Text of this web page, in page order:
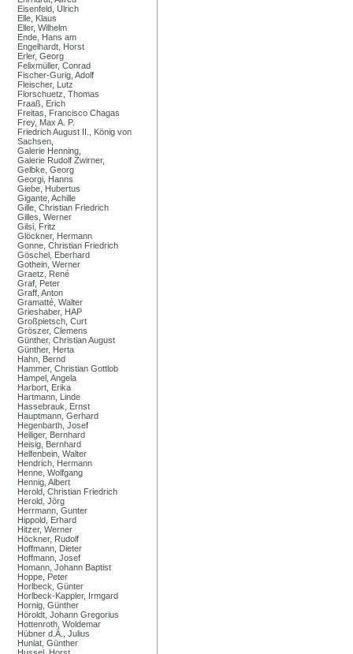
Eisenfeld, Ulrich
Elle, Klaus
Eller, Wilhelm
Ende, Hans am
Engelhardt, Horst
Erler, Georg
Felixmüller, Conrad
Fischer-Gurig, Adolf
Fleischer, Lutz
Florschuetz, Thomas
Fraaß, Erich
Freitas, Francisco Chagas
Frey, Max A. P.
Friedrich August II., König von
Sachsen,
Galerie Henning,
Galerie Rudolf Zwirner,
Gelbke, Georg
Georgi, Hanns
Giebe, Hubertus
Gigante, Achille
Gille, Christian Friedrich
Gilles, Werner
Gilsi, Fritz
Glöckner, Hermann
Gonne, Christian Friedrich
Göschel, Eberhard
Gothein, Werner
Graetz, René
Graf, Peter
Graff, Anton
Gramatté, Walter
Grieshaber, HAP
Großpietsch, Curt
Gröszer, Clemens
Günther, Christian August
Günther, Herta
Hahn, Bernd
Hammer, Christian Gottlob
Hampel, Angela
Harbort, Erika
Hartmann, Linde
Hassebrauk, Ernst
Hauptmann, Gerhard
Hegenbarth, Josef
Heiliger, Bernhard
Heisig, Bernhard
Helfenbein, Walter
Hendrich, Hermann
Henne, Wolfgang
Hennig, Albert
Herold, Christian Friedrich
Herold, Jörg
Herrmann, Gunter
Hippold, Erhard
Hitzer, Werner
Höckner, Rudolf
Hoffmann, Dieter
Hoffmann, Josef
Homann, Johann Baptist
Hoppe, Peter
Horlbeck, Günter
Horlbeck-Kappler, Irmgard
Hornig, Günther
Höroldt, Johann Gregorius
Hottenroth, Woldemar
Hübner d.Ä., Julius
Huniat, Günther